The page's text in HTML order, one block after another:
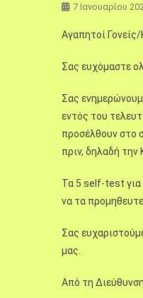
7 Ιανουαρίου
Αγαπητοί
Σας ευχόμαστε
Σας
εντός του
προσέλθουν στο
πριν, δηλαδή
Τα 5 self-test για
να τα
Σας
μας.
Από τη Διεύθυνση